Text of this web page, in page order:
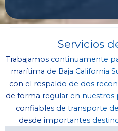
Servicios
Trabajamos continuamente
marítima de Baja California
con el respaldo de dos
de forma regular en
confiables de transporte
desde importantes